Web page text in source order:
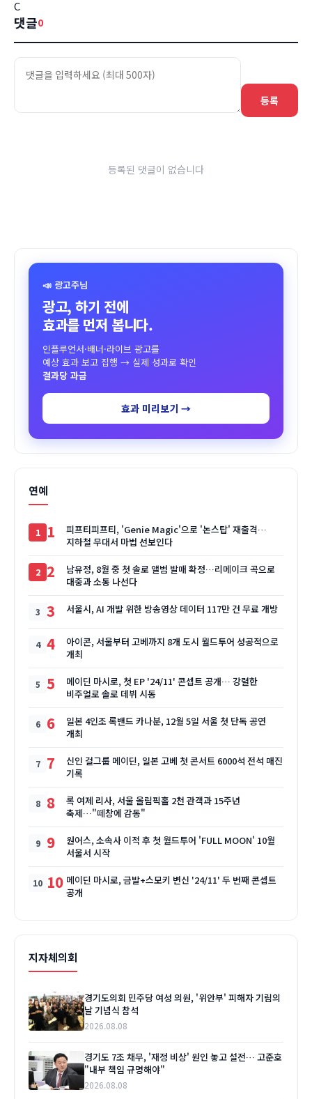
C
댓글0
등록
등록된 댓글이 없습니다
📣 광고주님
광고, 하기 전에
효과를 먼저 봅니다.
인플루언서·배너·라이브 광고를
예상 효과 보고 집행 → 실제 성과로 확인
결과당 과금
효과 미리보기 →
연예
1
피프티피프티, 'Genie Magic'으로 '논스탑' 재출격…
지하철 무대서 마법 선보인다
2
남유정, 8월 중 첫 솔로 앨범 발매 확정…리메이크 곡으로
대중과 소통 나선다
3 서울시, AI 개발 위한 방송영상 데이터 117만 건 무료 개방
4
아이콘, 서울부터 고베까지 8개 도시 월드투어 성공적으로
개최
5
메이딘 마시로, 첫 EP '24/11' 콘셉트 공개… 강렬한
비주얼로 솔로 데뷔 시동
6
일본 4인조 록밴드 카나분, 12월 5일 서울 첫 단독 공연
개최
7
신인 걸그룹 메이딘, 일본 고베 첫 콘서트 6000석 전석 매진
기록
8
록 여제 리사, 서울 올림픽홀 2천 관객과 15주년
축제…"떼창에 감동"
9
원어스, 소속사 이적 후 첫 월드투어 'FULL MOON' 10월
서울서 시작
10 메이딘 마시로, 금발+스모키 변신 '24/11' 두 번째 콘셉트
공개
지자체의회
경기도의회 민주당 여성 의원, '위안부' 피해자 기림의
날 기념식 참석
2026.08.08
경기도 7조 채무, '재정 비상' 원인 놓고 설전… 고준호
"내부 책임 규명해야"
2026.08.08